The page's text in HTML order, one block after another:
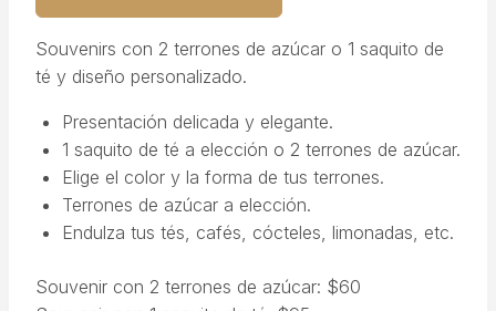
Souvenirs con 2 terrones de azúcar o 1 saquito de
té y diseño personalizado.
Presentación delicada y elegante.
1 saquito de té a elección o 2 terrones de azúcar.
Elige el color y la forma de tus terrones.
Terrones de azúcar a elección.
Endulza tus tés, cafés, cócteles, limonadas, etc.
Souvenir con 2 terrones de azúcar: $60